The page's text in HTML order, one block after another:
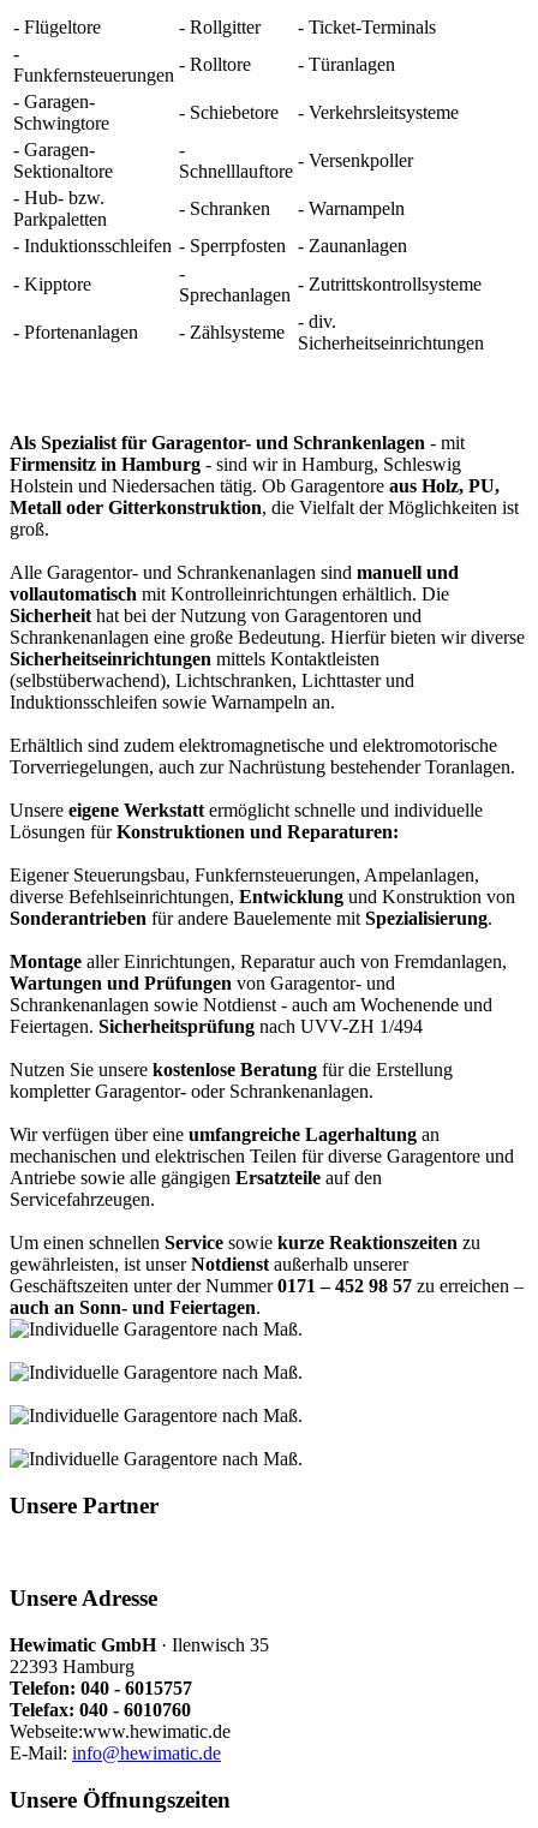
- Flügeltore - Rollgitter
- Ticket-Terminals
-
Funkfernsteuerungen
- Rolltore
- Türanlagen
- Garagen-
Schwingtore
- Schiebetore
- Verkehrsleitsysteme
- Garagen-
Sektionaltore
-
Schnelllauftore
- Versenkpoller
- Hub- bzw.
Parkpaletten
- Schranken
- Warnampeln
- Induktionsschleifen - Sperrpfosten
- Zaunanlagen
- Kipptore
-
Sprechanlagen
- Zutrittskontrollsysteme
- Pfortenanlagen - Zählsysteme
- div.
Sicherheitseinrichtungen
Als Spezialist für Garagentor- und Schrankenlagen - mit
Firmensitz in Hamburg - sind wir in Hamburg, Schleswig
Holstein und Niedersachen tätig. Ob Garagentore aus Holz, PU,
Metall oder Gitterkonstruktion, die Vielfalt der Möglichkeiten ist
groß.
Alle Garagentor- und Schrankenanlagen sind manuell und
vollautomatisch mit Kontrolleinrichtungen erhältlich. Die
Sicherheit hat bei der Nutzung von Garagentoren und
Schrankenanlagen eine große Bedeutung. Hierfür bieten wir diverse
Sicherheitseinrichtungen mittels Kontaktleisten
(selbstüberwachend), Lichtschranken, Lichttaster und
Induktionsschleifen sowie Warnampeln an.
Erhältlich sind zudem elektromagnetische und elektromotorische
Torverriegelungen, auch zur Nachrüstung bestehender Toranlagen.
Unsere eigene Werkstatt ermöglicht schnelle und individuelle
Lösungen fürKonstruktionen und Reparaturen:
Eigener Steuerungsbau, Funkfernsteuerungen, Ampelanlagen,
diverse Befehlseinrichtungen, Entwicklung und Konstruktion von
Sonderantrieben für andere Bauelemente mit Spezialisierung.
Montage aller Einrichtungen, Reparatur auch von Fremdanlagen,
Wartungen und Prüfungen von Garagentor- und
Schrankenanlagen sowie Notdienst - auch am Wochenende und
Feiertagen. Sicherheitsprüfung nach UVV-ZH 1/494
Nutzen Sie unsere kostenlose Beratung für die Erstellung
kompletter Garagentor- oder Schrankenanlagen.
Wir verfügen über eine umfangreiche Lagerhaltung an
mechanischen und elektrischen Teilen für diverse Garagentore und
Antriebe sowie alle gängigen Ersatzteile auf den
Servicefahrzeugen.
Um einen schnellen Service sowie kurze Reaktionszeiten zu
gewährleisten, ist unserNotdienst außerhalb unserer
Geschäftszeiten unter der Nummer0171 – 452 98 57 zu erreichen –
auch an Sonn- und Feiertagen.
Unsere Partner
Unsere Adresse
Hewimatic GmbH· Ilenwisch 35
22393 Hamburg
Telefon: 040 - 6015757
Telefax: 040 - 6010760
Webseite:www.hewimatic.de
E-Mail: info@hewimatic.de
Unsere Öffnungszeiten